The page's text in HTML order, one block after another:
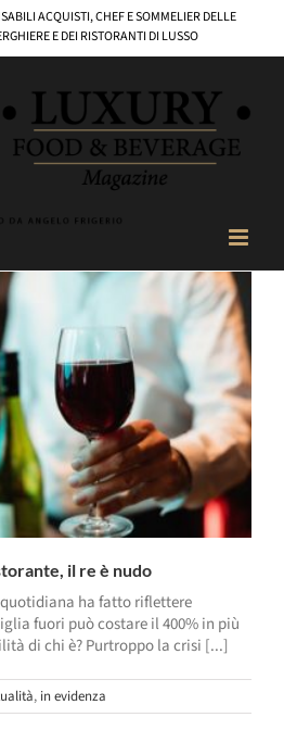
ACQUISTI, CHEF E SOMMELIER DELLE
E DEI RISTORANTI DI LUSSO
il re è nudo
ha fatto riflettere
fuori può costare il 400% in più
di chi è? Purtroppo la crisi [...]
, in evidenza